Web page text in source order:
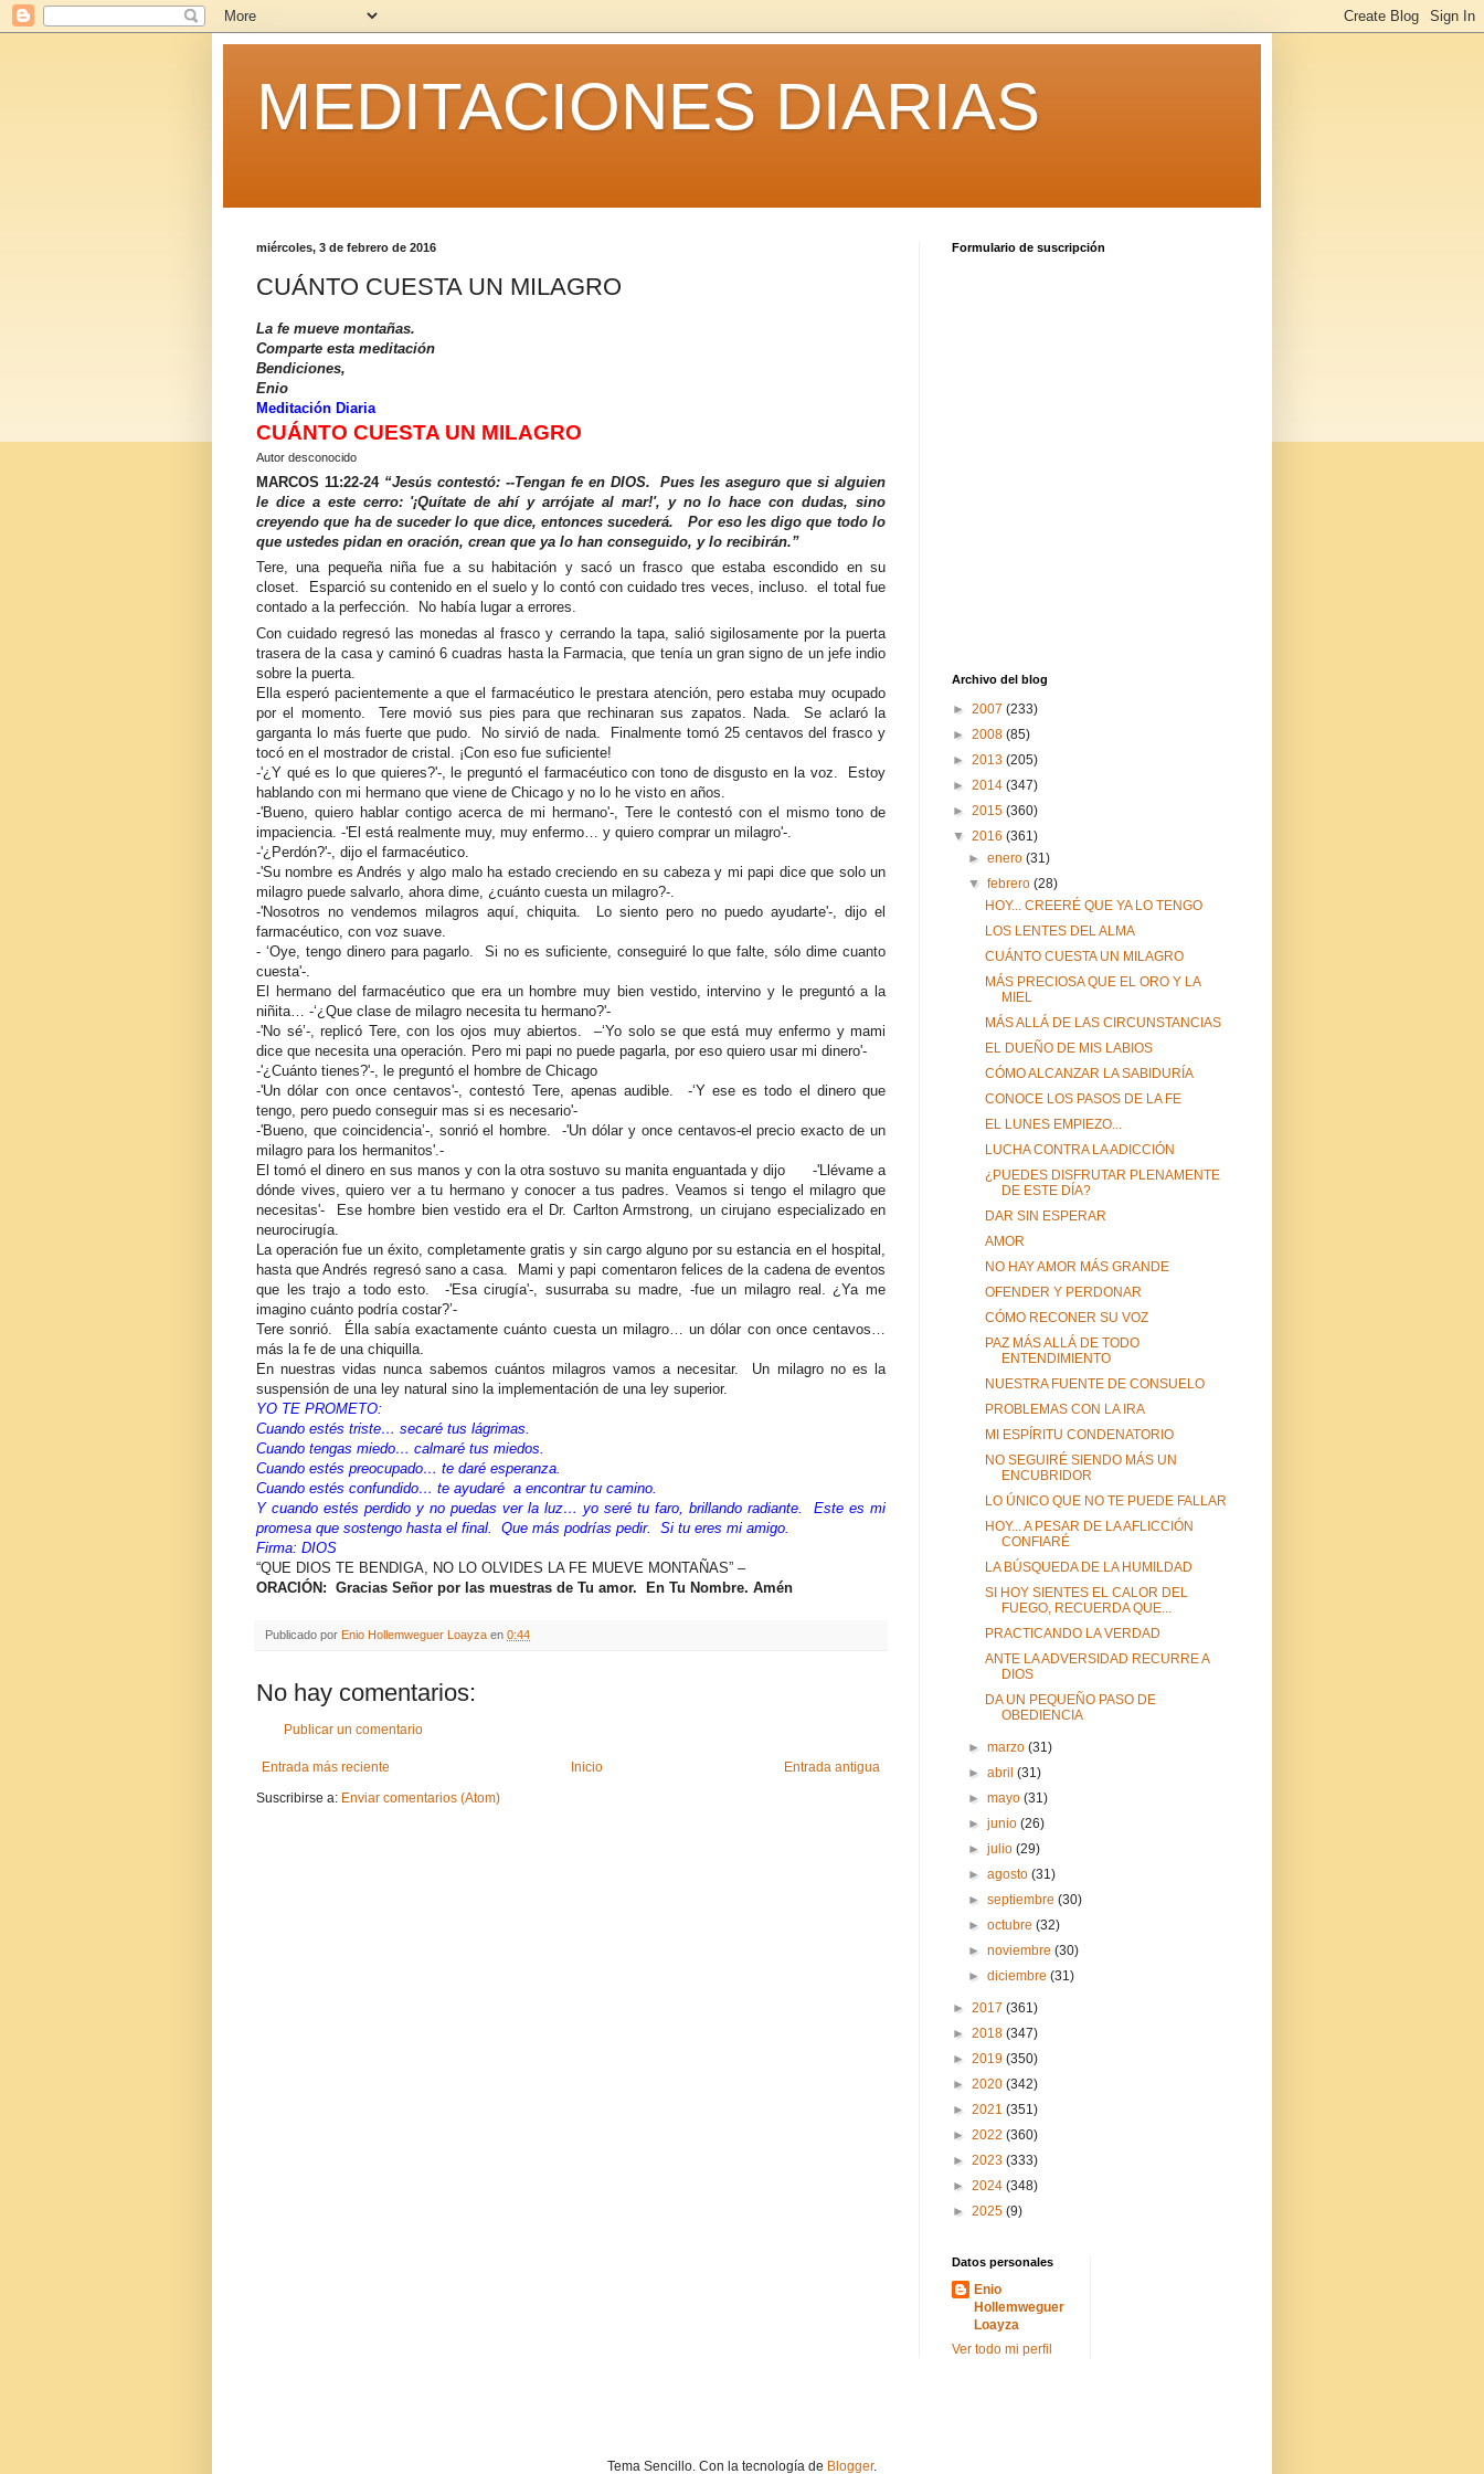
MEDITACIONES DIARIAS
miércoles, 3 de febrero de 2016
CUÁNTO CUESTA UN MILAGRO
La fe mueve montañas.
Comparte esta meditación
Bendiciones,
Enio
Meditación Diaria
CUÁNTO CUESTA UN MILAGRO
Autor desconocido
MARCOS 11:22-24 “Jesús contestó: --Tengan fe en DIOS. Pues les aseguro que si alguien
le dice a este cerro: '¡Quítate de ahí y arrójate al mar!', y no lo hace con dudas, sino
creyendo que ha de suceder lo que dice, entonces sucederá. Por eso les digo que todo lo
que ustedes pidan en oración, crean que ya lo han conseguido, y lo recibirán.”
Tere, una pequeña niña fue a su habitación y sacó un frasco que estaba escondido en su
closet. Esparció su contenido en el suelo y lo contó con cuidado tres veces, incluso. el total fue
contado a la perfección. No había lugar a errores.
Con cuidado regresó las monedas al frasco y cerrando la tapa, salió sigilosamente por la puerta
trasera de la casa y caminó 6 cuadras hasta la Farmacia , que tenía un gran signo de un jefe indio
sobre la puerta.
Ella esperó pacientemente a que el farmacéutico le prestara atención, pero estaba muy ocupado
por el momento. Tere movió sus pies para que rechinaran sus zapatos. Nada. Se aclaró la
garganta lo más fuerte que pudo. No sirvió de nada. Finalmente tomó 25 centavos del frasco y
tocó en el mostrador de cristal. ¡Con eso fue suficiente!
-'¿Y qué es lo que quieres?'-, le preguntó el farmacéutico con tono de disgusto en la voz. Estoy
hablando con mi hermano que viene de Chicago y no lo he visto en años.
-'Bueno, quiero hablar contigo acerca de mi hermano'-, Tere le contestó con el mismo tono de
impaciencia. -'El está realmente muy, muy enfermo… y quiero comprar un milagro'-.
-'¿Perdón?'-, dijo el farmacéutico.
-'Su nombre es Andrés y algo malo ha estado creciendo en su cabeza y mi papi dice que solo un
milagro puede salvarlo, ahora dime, ¿cuánto cuesta un milagro?-.
-'Nosotros no vendemos milagros aquí, chiquita. Lo siento pero no puedo ayudarte'-, dijo el
farmacéutico, con voz suave.
- ‘Oye, tengo dinero para pagarlo. Si no es suficiente, conseguiré lo que falte, sólo dime cuanto
cuesta'-.
El hermano del farmacéutico que era un hombre muy bien vestido, intervino y le preguntó a la
niñita… -‘¿Que clase de milagro necesita tu hermano?'-
-'No sé’-, replicó Tere, con los ojos muy abiertos. –‘Yo solo se que está muy enfermo y mami
dice que necesita una operación. Pero mi papi no puede pagarla, por eso quiero usar mi dinero'-
-'¿Cuánto tienes?'-, le preguntó el hombre de Chicago
-'Un dólar con once centavos'-, contestó Tere, apenas audible. -‘Y ese es todo el dinero que
tengo, pero puedo conseguir mas si es necesario'-
-'Bueno, que coincidencia’-, sonrió el hombre. -'Un dólar y once centavos-el precio exacto de un
milagro para los hermanitos'.-
El tomó el dinero en sus manos y con la otra sostuvo su manita enguantada y dijo -'Llévame a
dónde vives, quiero ver a tu hermano y conocer a tus padres. Veamos si tengo el milagro que
necesitas'- Ese hombre bien vestido era el Dr. Carlton Armstrong, un cirujano especializado en
neurocirugía.
La operación fue un éxito, completamente gratis y sin cargo alguno por su estancia en el hospital,
hasta que Andrés regresó sano a casa. Mami y papi comentaron felices de la cadena de eventos
que les trajo a todo esto. -'Esa cirugía'-, susurraba su madre, -fue un milagro real. ¿Ya me
imagino cuánto podría costar?’-
Tere sonrió. Élla sabía exactamente cuánto cuesta un milagro… un dólar con once centavos…
más la fe de una chiquilla.
En nuestras vidas nunca sabemos cuántos milagros vamos a necesitar. Un milagro no es la
suspensión de una ley natural sino la implementación de una ley superior.
YO TE PROMETO:
Cuando estés triste… secaré tus lágrimas.
Cuando tengas miedo… calmaré tus miedos.
Cuando estés preocupado… te daré esperanza.
Cuando estés confundido… te ayudaré a encontrar tu camino.
Y cuando estés perdido y no puedas ver la luz… yo seré tu faro, brillando radiante. Este es mi
promesa que sostengo hasta el final. Que más podrías pedir. Si tu eres mi amigo.
Firma: DIOS
“QUE DIOS TE BENDIGA, NO LO OLVIDES LA FE MUEVE MONTAÑAS” –
ORACIÓN: Gracias Señor por las muestras de Tu amor. En Tu Nombre. Amén
Publicado por Enio Hollemweguer Loayza en 0:44
No hay comentarios:
Publicar un comentario
Entrada más reciente Entrada antigua
Inicio
Suscribirse a: Enviar comentarios (Atom)
Formulario de suscripción
Archivo del blog
► 2007 (233)
► 2008 (85)
► 2013 (205)
► 2014 (347)
► 2015 (360)
▼ 2016 (361)
►enero(31)
▼febrero(28)
HOY... CREERÉ QUE YA LO TENGO
LOS LENTES DEL ALMA
CUÁNTO CUESTA UN MILAGRO
MÁS PRECIOSA QUE EL ORO Y LA
MIEL
MÁS ALLÁ DE LAS CIRCUNSTANCIAS
EL DUEÑO DE MIS LABIOS
CÓMO ALCANZAR LA SABIDURÍA
CONOCE LOS PASOS DE LA FE
EL LUNES EMPIEZO...
LUCHA CONTRA LA ADICCIÓN
¿PUEDES DISFRUTAR PLENAMENTE
DE ESTE DÍA?
DAR SIN ESPERAR
AMOR
NO HAY AMOR MÁS GRANDE
OFENDER Y PERDONAR
CÓMO RECONER SU VOZ
PAZ MÁS ALLÁ DE TODO
ENTENDIMIENTO
NUESTRA FUENTE DE CONSUELO
PROBLEMAS CON LA IRA
MI ESPÍRITU CONDENATORIO
NO SEGUIRÉ SIENDO MÁS UN
ENCUBRIDOR
LO ÚNICO QUE NO TE PUEDE FALLAR
HOY... A PESAR DE LA AFLICCIÓN
CONFIARÉ
LA BÚSQUEDA DE LA HUMILDAD
SI HOY SIENTES EL CALOR DEL
FUEGO, RECUERDA QUE...
PRACTICANDO LA VERDAD
ANTE LA ADVERSIDAD RECURRE A
DIOS
DA UN PEQUEÑO PASO DE
OBEDIENCIA
►marzo(31)
►abril(31)
►mayo(31)
►junio(26)
►julio(29)
►agosto(31)
►septiembre(30)
►octubre(32)
►noviembre(30)
►diciembre(31)
► 2017 (361)
► 2018 (347)
► 2019 (350)
► 2020 (342)
► 2021 (351)
► 2022 (360)
► 2023 (333)
► 2024 (348)
► 2025 (9)
Datos personales
Enio
Hollemweguer
Loayza
Ver todo mi perfil
Tema Sencillo. Con la tecnología de Blogger.